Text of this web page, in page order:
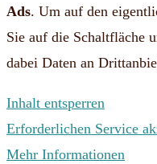
Ads. Um auf den
Sie auf die Schaltfläche
dabei Daten an
Inhalt entsperren
Erforderlichen Service
Mehr Informationen